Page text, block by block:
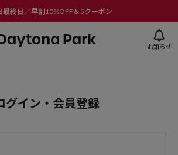
最終日／早割10%OFF＆5クーポン
お知らせ
グイン・会員登録